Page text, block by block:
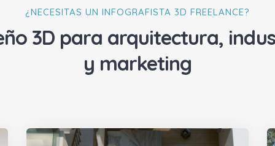
¿NECESITAS UN INFOGRAFISTA 3D FREELANCE?
3D para arquitectura,
y marketing